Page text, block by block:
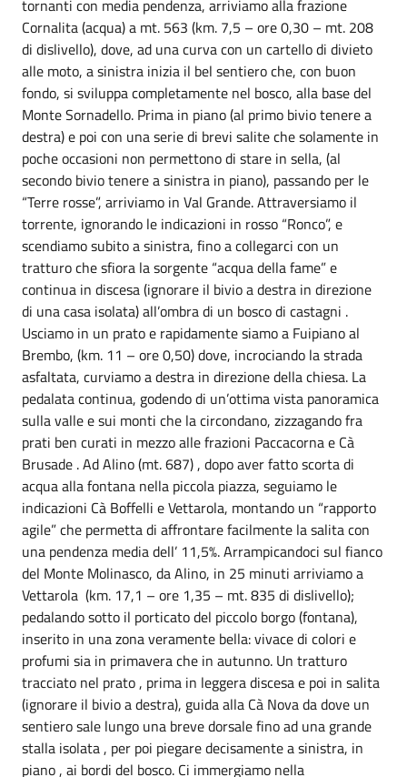
tornanti con media pendenza, arriviamo alla frazione
Cornalita (acqua) a mt. 563 (km. 7,5 – ore 0,30 – mt. 208
di dislivello), dove, ad una curva con un cartello di divieto
alle moto, a sinistra inizia il bel sentiero che, con buon
fondo, si sviluppa completamente nel bosco, alla base del
Monte Sornadello. Prima in piano (al primo bivio tenere a
destra) e poi con una serie di brevi salite che solamente in
poche occasioni non permettono di stare in sella, (al
secondo bivio tenere a sinistra in piano), passando per le
“Terre rosse”, arriviamo in Val Grande. Attraversiamo il
torrente, ignorando le indicazioni in rosso “Ronco”, e
scendiamo subito a sinistra, fino a collegarci con un
tratturo che sfiora la sorgente “acqua della fame” e
continua in discesa (ignorare il bivio a destra in direzione
di una casa isolata) all’ombra di un bosco di castagni .
Usciamo in un prato e rapidamente siamo a Fuipiano al
Brembo, (km. 11 – ore 0,50) dove, incrociando la strada
asfaltata, curviamo a destra in direzione della chiesa. La
pedalata continua, godendo di un’ottima vista panoramica
sulla valle e sui monti che la circondano, zizzagando fra
prati ben curati in mezzo alle frazioni Paccacorna e Cà
Brusade . Ad Alino (mt. 687) , dopo aver fatto scorta di
acqua alla fontana nella piccola piazza, seguiamo le
indicazioni Cà Boffelli e Vettarola, montando un “rapporto
agile” che permetta di affrontare facilmente la salita con
una pendenza media dell’ 11,5%. Arrampicandoci sul fianco
del Monte Molinasco, da Alino, in 25 minuti arriviamo a
Vettarola (km. 17,1 – ore 1,35 – mt. 835 di dislivello);
pedalando sotto il porticato del piccolo borgo (fontana),
inserito in una zona veramente bella: vivace di colori e
profumi sia in primavera che in autunno. Un tratturo
tracciato nel prato , prima in leggera discesa e poi in salita
(ignorare il bivio a destra), guida alla Cà Nova da dove un
sentiero sale lungo una breve dorsale fino ad una grande
stalla isolata , per poi piegare decisamente a sinistra, in
piano , ai bordi del bosco. Ci immergiamo nella